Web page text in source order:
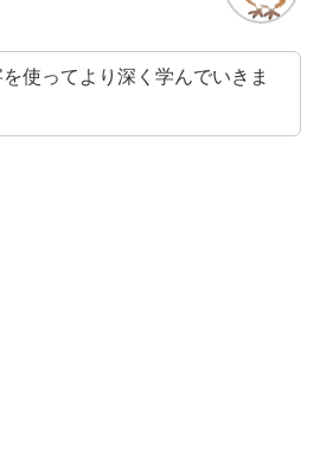
使ってより深く学んでいきま